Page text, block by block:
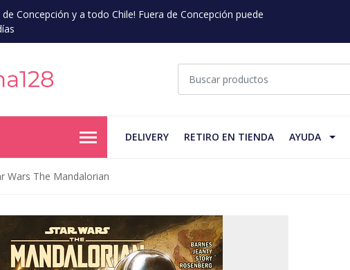
Concepción y a todo Chile! Fuera de Concepción puede
DELIVERY RETIRO EN TIENDA AYUDA
Wars The Mandalorian